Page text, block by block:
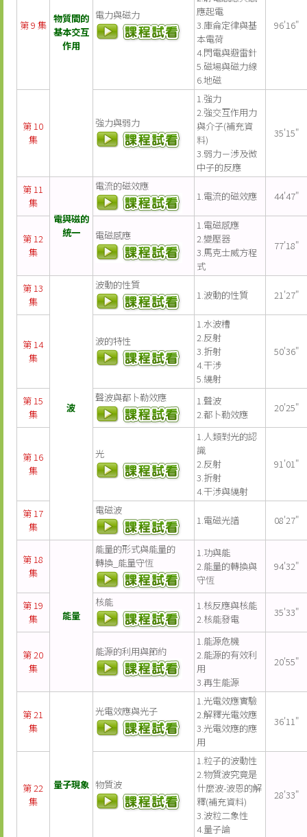
物質間的
基本交互
作用
第 9 集
電力與磁力
應起電
3.庫侖定律與基
本電荷
4.閃電與避雷針
5.磁場與磁力線
6.地磁
96'16"
第 10
集
強力與弱力
1.強力
2.強交互作用力
與介子(補充資
料)
3.弱力－涉及微
中子的反應
35'15"
第 11
集
電與磁的
統一
電流的磁效應
1.電流的磁效應 44'47"
第 12
集
電磁感應
1.電磁感應
2.變壓器
3.馬克士威方程
式
77'18"
第 13
集
波
波動的性質
1.波動的性質 21'27"
第 14
集
波的特性
1.水波槽
2.反射
3.折射
4.干涉
5.繞射
50'36"
第 15
集
聲波與都卜勒效應
1.聲波
2.都卜勒效應
20'25"
第 16
集
光
1.人類對光的認
識
2.反射
3.折射
4.干涉與繞射
91'01"
第 17
集
電磁波
1.電磁光譜 08'27"
第 18
集
能量
能量的形式與能量的
轉換_能量守恆
1.功與能
2.能量的轉換與
守恆
94'32"
第 19
集
核能
1.核反應與核能
2.核能發電
35'33"
第 20
集
能源的利用與節約
1.能源危機
2.能源的有效利
用
3.再生能源
20'55"
第 21
集
量子現象
光電效應與光子
1.光電效應實驗
2.解釋光電效應
3.光電效應的應
用
36'11"
第 22
集
物質波
1.粒子的波動性
2.物質波究竟是
什麼波-波恩的解
釋(補充資料)
3.波粒二象性
4.量子論
28'33"